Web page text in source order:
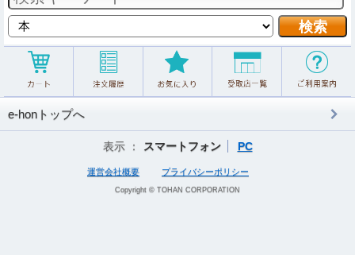
e-honトップへ
表示 ： スマートフォン PC
運営会社概要 プライバシーポリシー
Copyright © TOHAN CORPORATION